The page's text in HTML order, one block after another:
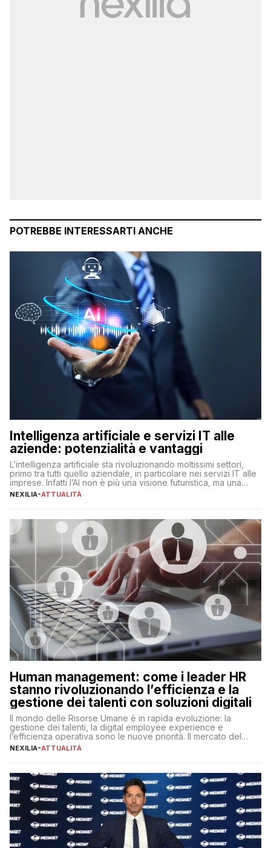
POTREBBE INTERESSARTI ANCHE
Intelligenza artificiale e servizi IT alle
aziende: potenzialità e vantaggi
L’intelligenza artificiale sta rivoluzionando moltissimi settori,
primo tra tutti quello aziendale, in particolare nei servizi IT alle
imprese. Infatti l’AI non è più una visione futuristica, ma una
realtà operativa che sta portando a un cambio significativo in
operazioni, bensì comporta […]
NEXILIA-ATTUALITÀ
Human management: come i leader HR
stanno rivoluzionando l’efficienza e la
gestione dei talenti con soluzioni digitali
Il mondo delle Risorse Umane è in rapida evoluzione: la
gestione dei talenti, la digital employee experience e
l’efficienza operativa sono le nuove priorità. Il mercato del
lavoro, d’altra parte, è sempre più competitivo con una lotta
NEXILIA-ATTUALITÀ